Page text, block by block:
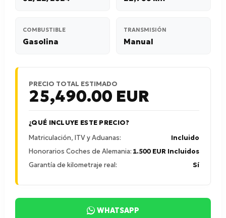
COMBUSTIBLE
Gasolina
TRANSMISIÓN
Manual
PRECIO TOTAL ESTIMADO
25,490.00 EUR
¿QUÉ INCLUYE ESTE PRECIO?
Matriculación, ITV y Aduanas:
Incluido
Honorarios Coches de Alemania: 1.500 EUR Incluidos
Garantía de kilometraje real:
Sí
WHATSAPP